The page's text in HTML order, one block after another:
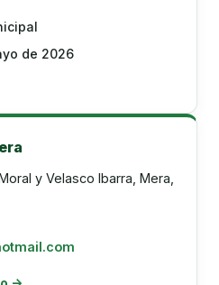
de 2026
y Velasco Ibarra, Mera,